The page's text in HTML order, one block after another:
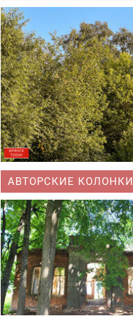
АВТОРСКИЕ КОЛОНКИ